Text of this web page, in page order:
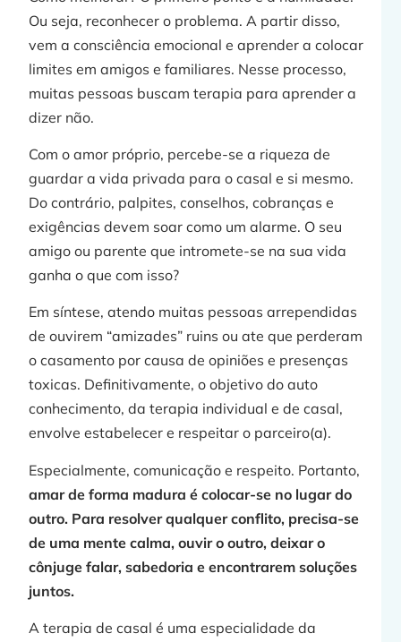
Ou seja, reconhecer o problema. A partir disso,
vem a consciência emocional e aprender a colocar
limites em amigos e familiares. Nesse processo,
muitas pessoas buscam terapia para aprender a
dizer não.
Com o amor próprio, percebe-se a riqueza de
guardar a vida privada para o casal e si mesmo.
Do contrário, palpites, conselhos, cobranças e
exigências devem soar como um alarme. O seu
amigo ou parente que intromete-se na sua vida
ganha o que com isso?
Em síntese, atendo muitas pessoas arrependidas
de ouvirem “amizades” ruins ou ate que perderam
o casamento por causa de opiniões e presenças
toxicas. Definitivamente, o objetivo do auto
conhecimento, da terapia individual e de casal,
envolve estabelecer e respeitar o parceiro(a).
Especialmente, comunicação e respeito. Portanto,
amar de forma madura é colocar-se no lugar do
outro. Para resolver qualquer conflito, precisa-se
de uma mente calma, ouvir o outro, deixar o
cônjuge falar, sabedoria e encontrarem soluções
juntos.
A terapia de casal é uma especialidade da